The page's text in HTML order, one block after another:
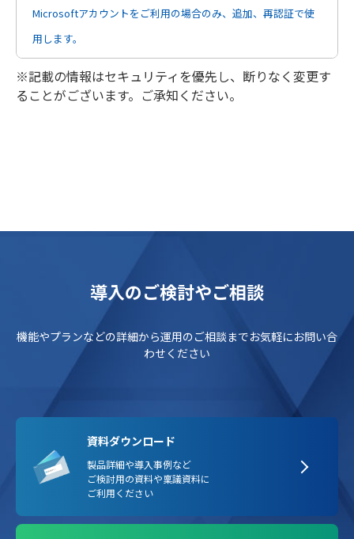
Microsoftアカウントをご利用の場合のみ、追加、再認証で使
用します。
※記載の情報はセキュリティを優先し、断りなく変更す
ることがございます。ご承知ください。
導入のご検討やご相談
機能やプランなどの詳細から運用のご相談までお気軽にお問い合
わせください
資料ダウンロード
製品詳細や導入事例など
ご検討用の資料や稟議資料に
ご利用ください